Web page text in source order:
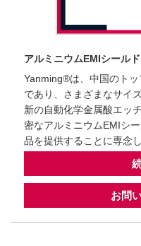
アルミニウムEMIシールド
Yanming®は、中国のト
であり、さまざまなサイ
新の自動化学金属酸エッ
密なアルミニウムEMIシ
品を提供することに専念
お問